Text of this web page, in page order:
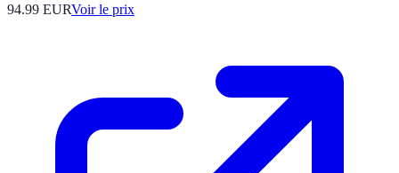
94.99 EURVoir le prix